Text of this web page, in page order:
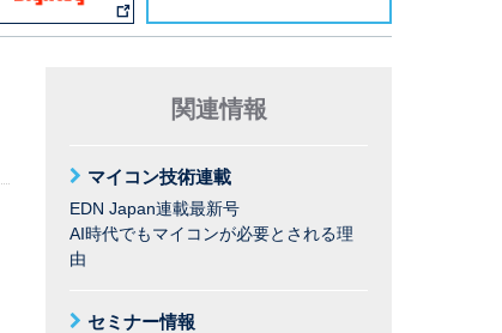
関連情報
マイコン技術連載
EDN Japan連載最新号
AI時代でもマイコンが必要とされる理
由
セミナー情報